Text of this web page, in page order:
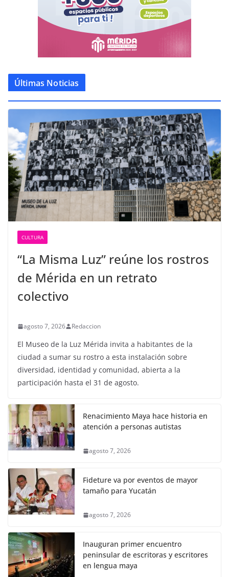
Últimas Noticias
CULTURA
“La Misma Luz” reúne los rostros
de Mérida en un retrato
colectivo
agosto 7, 2026 Redaccion
El Museo de la Luz Mérida invita a habitantes de la
ciudad a sumar su rostro a esta instalación sobre
diversidad, identidad y comunidad, abierta a la
participación hasta el 31 de agosto.
Renacimiento Maya hace historia en
atención a personas autistas
agosto 7, 2026
Fideture va por eventos de mayor
tamaño para Yucatán
agosto 7, 2026
Inauguran primer encuentro
peninsular de escritoras y escritores
en lengua maya